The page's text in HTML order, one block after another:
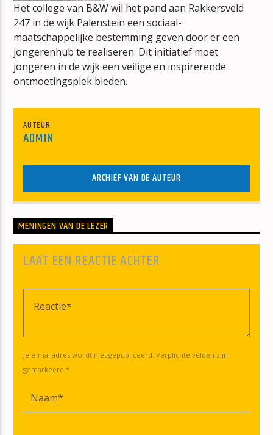
mz-radio
Het college van B&W wil het pand aan Rakkersveld
247 in de wijk Palenstein een sociaal-
maatschappelijke bestemming geven door er een
jongerenhub te realiseren. Dit initiatief moet
jongeren in de wijk een veilige en inspirerende
ontmoetingsplek bieden.
AUTEUR
ADMIN
ARCHIEF VAN DE AUTEUR
MENINGEN VAN DE LEZER
LAAT EEN REACTIE ACHTER
Je e-mailadres wordt niet gepubliceerd. Verplichte velden zijn
gemarkeerd *